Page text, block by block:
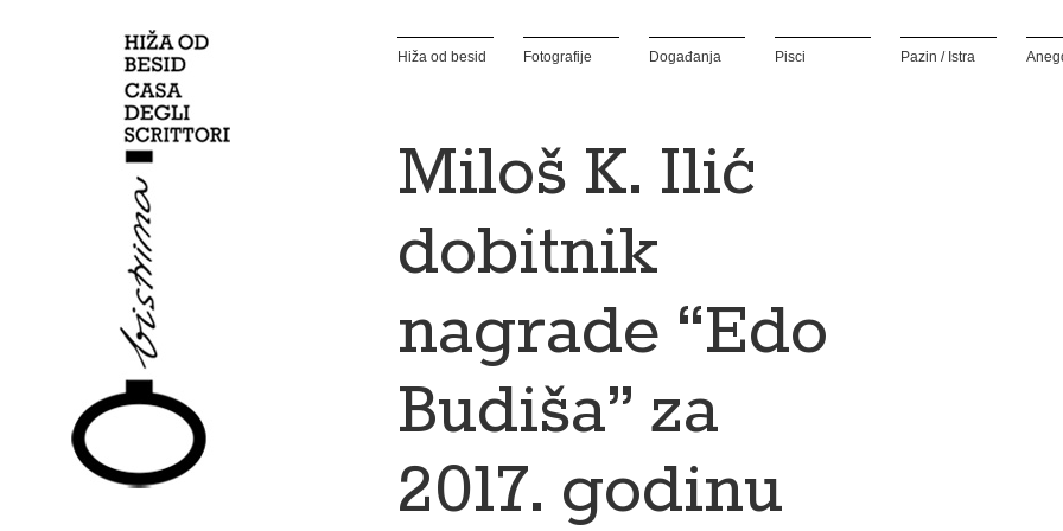
Hiža od besid Fotografije Događanja Pisci Pazin / Istra
Miloš K. Ilić
dobitnik
nagrade “Edo
Budiša” za
2017. godinu